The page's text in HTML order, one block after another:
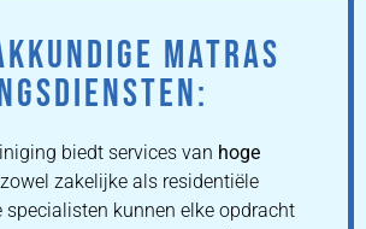
MATRAS
biedt services van hoge
zakelijke als residentiële
specialisten kunnen elke opdracht